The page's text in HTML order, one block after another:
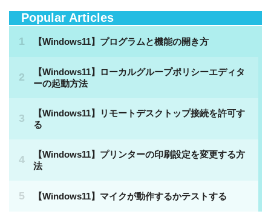
Popular Articles